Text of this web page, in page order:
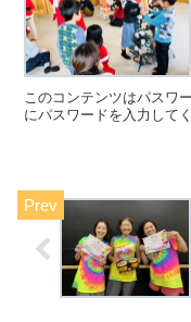
このコンテンツはパスワ
にパスワードを入力して